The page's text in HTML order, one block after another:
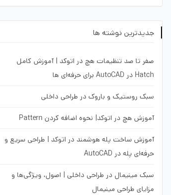
جدیدترین نوشته ها
صفر تا صد تنظیمات هچ در اتوکد | آموزش کامل
Hatch در AutoCAD برای حرفه‌ای ها
سبک روستیک و باروک در طراحی داخلی
آموزش هچ در اتوکد| نحوه اضافه کردن Pattern
آموزش ساخت پله هوشمند در اتوکد | طراحی سریع و
حرفه‌ای پله در AutoCAD
سبک مینیمال در طراحی داخلی | اصول، ویژگی‌ها و
مزایای طراحی مینیمال